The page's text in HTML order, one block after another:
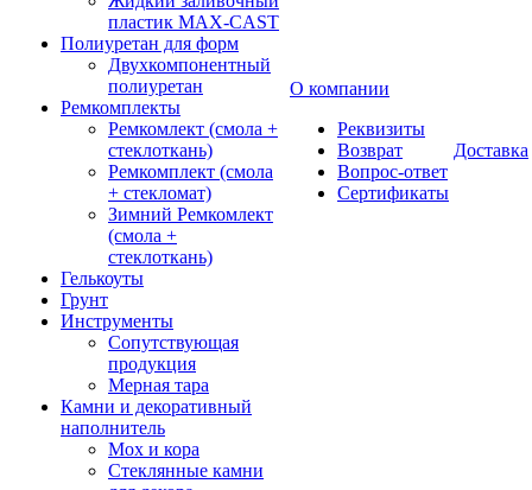
пластик MAX-CAST
Полиуретан для форм
Двухкомпонентный
полиуретан
Ремкомплекты
Ремкомлект (смола +
стеклоткань)
Ремкомплект (смола
+ стекломат)
Зимний Ремкомлект
(смола +
стеклоткань)
Гелькоуты
Грунт
Инструменты
Сопутствующая
продукция
Мерная тара
Камни и декоративный
наполнитель
Мох и кора
Стеклянные камни
О компании
Реквизиты
Возврат
Вопрос-ответ
Сертификаты
Доставка